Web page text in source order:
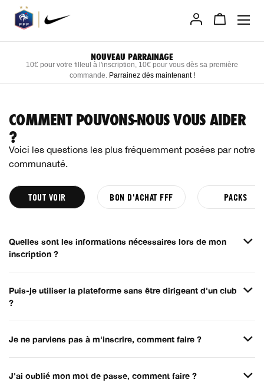
Allez
au
contenu
NOUVEAU PARRAINAGE
10€ pour votre filleul à l'inscription, 10€ pour vous dès sa première
commande. Parrainez dès maintenant !
COMMENT POUVONS-NOUS VOUS AIDER
?
Voici les questions les plus fréquemment posées par notre
communauté.
TOUT VOIR BON D'ACHAT FFF PACKS
Quelles sont les informations nécessaires lors de mon
inscription ?
Puis-je utiliser la plateforme sans être dirigeant d'un club
?
Je ne parviens pas à m'inscrire, comment faire ?
J'ai oublié mon mot de passe, comment faire ?